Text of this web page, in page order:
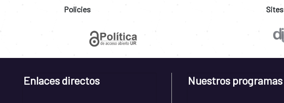
Policies Sites
Enlaces directos Nuestros programas